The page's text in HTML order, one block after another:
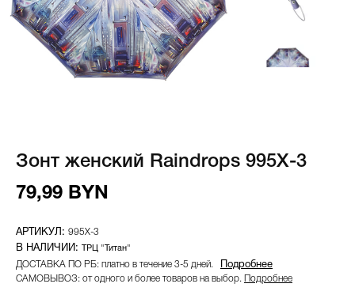
Зонт женский Raindrops 995X-3
79,99 BYN
995X-3
ТРЦ "Титан"
ДОСТАВКА ПО РБ: платно в течение 3-5 дней. Подробнее
САМОВЫВОЗ: от одного и более товаров на выбор. Подробнее